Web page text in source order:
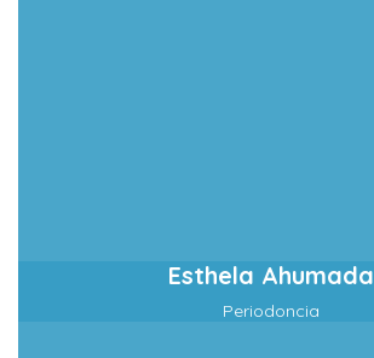
Esthela Ahumada
Periodoncia